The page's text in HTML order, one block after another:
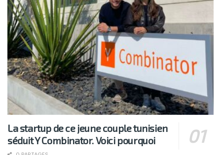
La startup de ce jeune couple tunisien
séduit Y Combinator. Voici pourquoi